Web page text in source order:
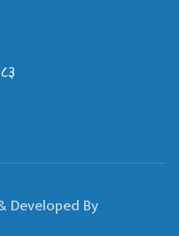
Developed By